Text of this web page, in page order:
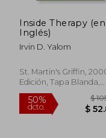
Inside Therapy (en
Inglés)
Irvin D. Yalom
St. Martin's Griffin,
Edición, Tapa Blanda,
Nuevo